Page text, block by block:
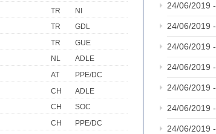
TR
NI
TR
GDL
TR
GUE
NL
ADLE
AT
PPE/DC
CH
ADLE
CH
SOC
CH
PPE/DC
24/06/2019 -
24/06/2019 -
24/06/2019 -
24/06/2019 -
24/06/2019 -
24/06/2019 -
24/06/2019 -